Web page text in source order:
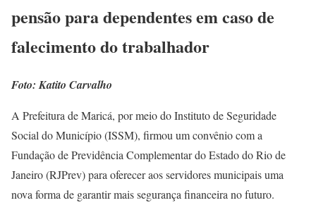
pensão para dependentes em caso de
falecimento do trabalhador
Foto: Katito Carvalho
A Prefeitura de Maricá, por meio do Instituto de Seguridade
Social do Município (ISSM), firmou um convênio com a
Fundação de Previdência Complementar do Estado do Rio de
Janeiro (RJPrev) para oferecer aos servidores municipais uma
nova forma de garantir mais segurança financeira no futuro.